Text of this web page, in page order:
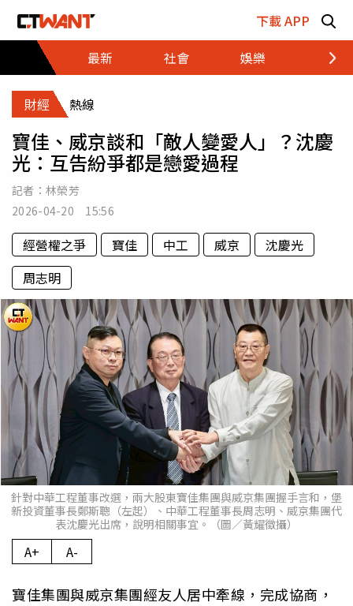
下載 APP
最新
社會 娛樂 財經
財經 熱線
寶佳、威京談和「敵人變愛人」？沈慶
光：互告紛爭都是戀愛過程
記者： 林榮芳
2026-04-20 15:56
經營權之爭 寶佳 中工 威京
沈慶光
周志明
針對中華工程董事改選，兩大股東寶佳集團與威京集團握手言和，堡
新投資董事長鄭斯聰（左起）、中華工程董事長周志明、威京集團代
表沈慶光出席，說明相關事宜。（圖／黃耀徵攝）
A+ A-
寶佳集團與威京集團經友人居中牽線，完成協商，